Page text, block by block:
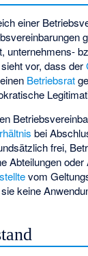
einer
unternehmens-
sieht vor, dass der
Betriebsrat
bei
frei,
Abteilungen
vom
keine